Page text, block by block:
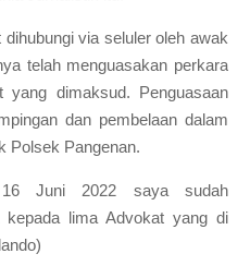
via seluler oleh awak
telah menguasakan perkara
dimaksud. Penguasaan
dan pembelaan dalam
Polsek Pangenan.
Juni 2022 saya sudah
kepada lima Advokat yang di